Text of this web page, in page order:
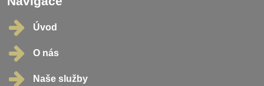
Úvod
O nás
Naše služby